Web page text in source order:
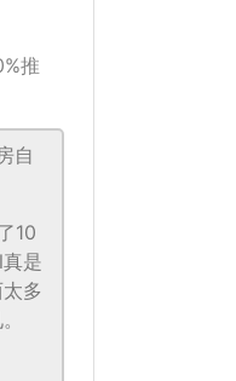
推
自
10
是
多